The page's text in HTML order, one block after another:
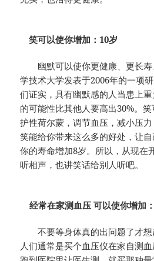
笑可以使你增加：10岁
幽默可以使你更健康、更长寿
学技术大学发表于2006年的一项
们证实，具有幽默感的人当患上
的可能性比其他人要高出30%。
护性荷尔蒙，调节血压，减小压
笑能给你带来这么多的好处，让
你的寿命增加8岁。所以，从现在
听相声，也讲笑话给别人听吧。
经常在家测血压 可以使你增加
不要等身体真的出问题了才想
人们通常是买个血压仪在家自测